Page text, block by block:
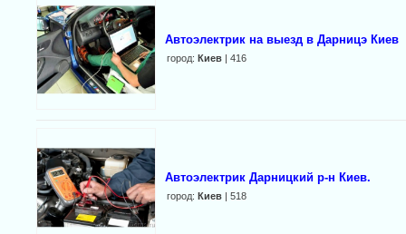
Автоэлектрик на выезд в Дарницэ Киев
город: Киев | 416
Автоэлектрик Дарницкий р-н Киев.
город: Киев | 518